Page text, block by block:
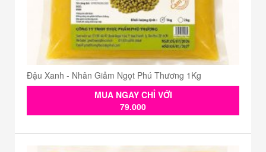
Đậu Xanh - Nhân Giảm Ngọt Phú Thương 1Kg
MUA NGAY CHỈ VỚI
79.000